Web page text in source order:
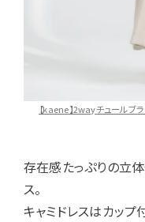
【kaene】2wayチュールブ
存在感たっぷりの立
ス。
キャミドレスはカッ